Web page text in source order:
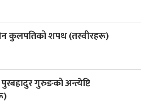
कुलपतिको शपथ (तस्वीरहरू)
पुरबहादुर गुरुङको अन्त्येष्टि